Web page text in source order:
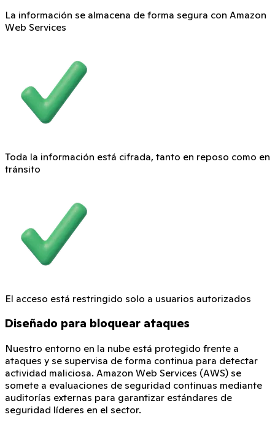
La información se almacena de forma segura con Amazon
Web Services
Toda la información está cifrada, tanto en reposo como en
tránsito
El acceso está restringido solo a usuarios autorizados
Diseñado para bloquear ataques
Nuestro entorno en la nube está protegido frente a
ataques y se supervisa de forma continua para detectar
actividad maliciosa. Amazon Web Services (AWS) se
somete a evaluaciones de seguridad continuas mediante
auditorías externas para garantizar estándares de
seguridad líderes en el sector.